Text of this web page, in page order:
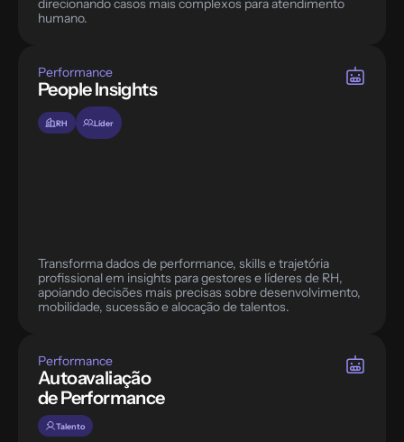
direcionando casos mais complexos para atendimento
humano.
Performance
People Insights
RH Líder
Transforma dados de performance, skills e trajetória
profissional em insights para gestores e líderes de RH,
apoiando decisões mais precisas sobre desenvolvimento,
mobilidade, sucessão e alocação de talentos.
Performance
Autoavaliação
de Performance
Talento